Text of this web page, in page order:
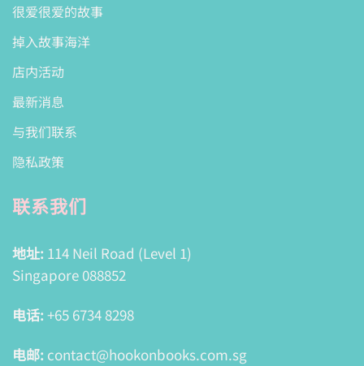
很爱很爱的故事
掉入故事海洋
店内活动
最新消息
与我们联系
隐私政策
联系我们
地址: 114 Neil Road (Level 1)
Singapore 088852
电话: +65 6734 8298
电邮: contact@hookonbooks.com.sg